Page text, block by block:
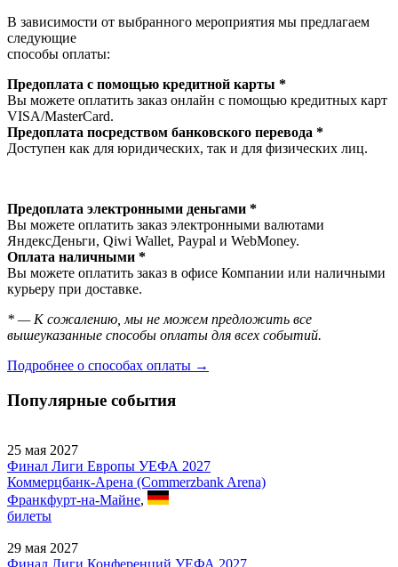
В зависимости от выбранного мероприятия мы предлагаем
следующие
способы оплаты:
Предоплата с помощью кредитной карты *
Вы можете оплатить заказ онлайн с помощью кредитных карт
VISA/MasterСard.
Предоплата посредством банковского перевода *
Доступен как для юридических, так и для физических лиц.
Предоплата электронными деньгами *
Вы можете оплатить заказ электронными валютами
ЯндексДеньги, Qiwi Wallet, Paypal и WebMoney.
Оплата наличными *
Вы можете оплатить заказ в офисе Компании или наличными
курьеру при доставке.
* — К сожалению, мы не можем предложить все
вышеуказанные способы оплаты для всех событий.
Подробнее о способах оплаты →
Популярные события
25 мая 2027
Финал Лиги Европы УЕФА 2027
Коммерцбанк-Арена (Commerzbank Arena)
Франкфурт-на-Майне,
билеты
29 мая 2027